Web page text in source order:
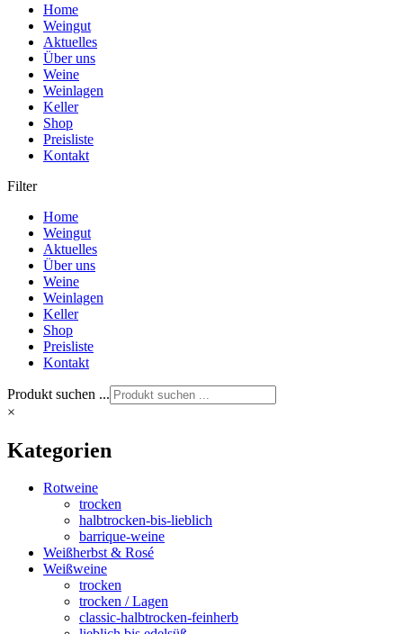
Home
Weingut
Aktuelles
Über uns
Weine
Weinlagen
Keller
Shop
Preisliste
Kontakt
Filter
Home
Weingut
Aktuelles
Über uns
Weine
Weinlagen
Keller
Shop
Preisliste
Kontakt
Produkt suchen ...
×
Kategorien
Rotweine
trocken
halbtrocken-bis-lieblich
barrique-weine
Weißherbst & Rosé
Weißweine
trocken
trocken / Lagen
classic-halbtrocken-feinherb